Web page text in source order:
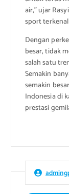
air,” ujar
sport
Dengan
besar, tidak
salah satu
Semakin
semakin
Indonesia di
prestasi